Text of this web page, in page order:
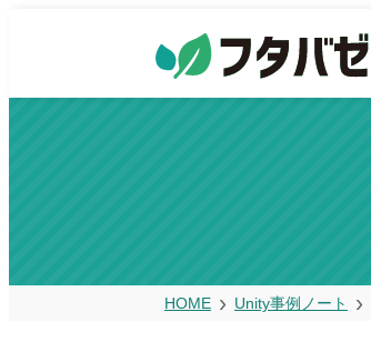
HOME Unity事例ノート